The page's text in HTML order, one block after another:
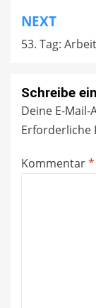
NEXT
53. Tag:
Schreibe
Deine E-
Erforderliche
Kommentar*